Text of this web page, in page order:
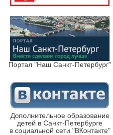
Портал "Наш Санкт-Петербург"
Дополнительное образование
детей в Санкт-Петербурге
в социальной сети "ВКонтакте"